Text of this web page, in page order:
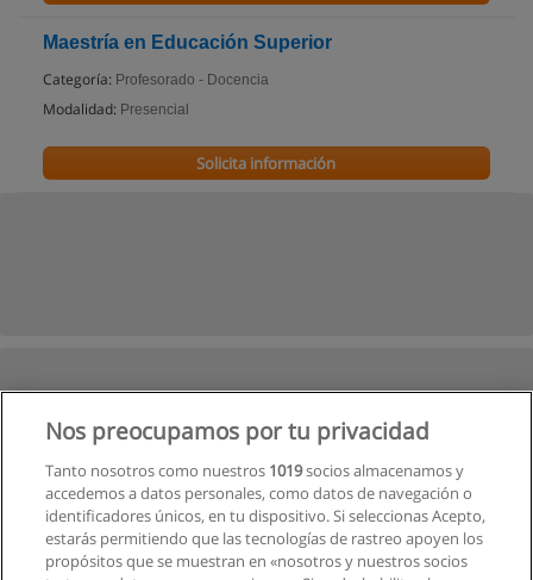
Maestría en Educación Superior
Categoría: Profesorado - Docencia
Modalidad: Presencial
Solicita información
Nos preocupamos por tu privacidad
Tanto nosotros como nuestros 1019socios almacenamos y
accedemos a datos personales, como datos de navegación o
identificadores únicos, en tu dispositivo. Si seleccionas Acepto,
estarás permitiendo que las tecnologías de rastreo apoyen los
propósitos que se muestran en «nosotros y nuestros socios